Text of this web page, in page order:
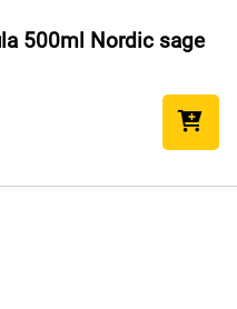
500ml Nordic sage